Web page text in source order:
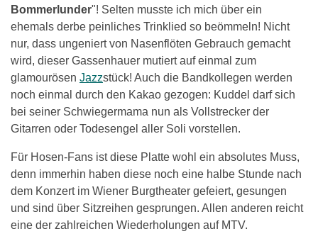
Bommerlunder"! Selten musste ich mich über ein
ehemals derbe peinliches Trinklied so beömmeln! Nicht
nur, dass ungeniert von Nasenflöten Gebrauch gemacht
wird, dieser Gassenhauer mutiert auf einmal zum
glamourösen Jazzstück! Auch die Bandkollegen werden
noch einmal durch den Kakao gezogen: Kuddel darf sich
bei seiner Schwiegermama nun als Vollstrecker der
Gitarren oder Todesengel aller Soli vorstellen.
Für Hosen-Fans ist diese Platte wohl ein absolutes Muss,
denn immerhin haben diese noch eine halbe Stunde nach
dem Konzert im Wiener Burgtheater gefeiert, gesungen
und sind über Sitzreihen gesprungen. Allen anderen reicht
eine der zahlreichen Wiederholungen auf MTV.